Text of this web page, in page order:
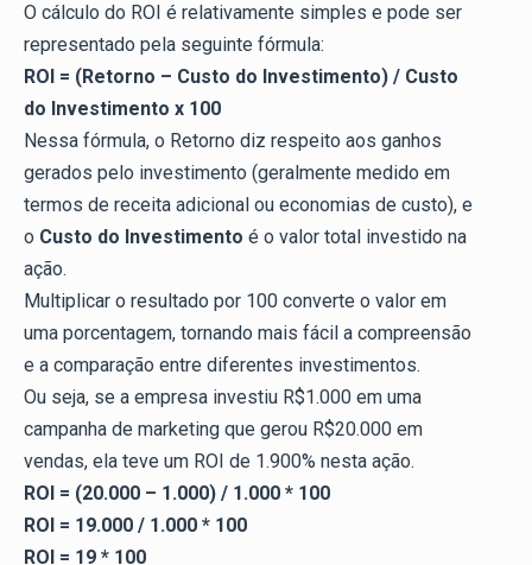
O cálculo do ROI é relativamente simples e pode ser
representado pela seguinte fórmula:
ROI = (Retorno – Custo do Investimento) / Custo
do Investimento x 100
Nessa fórmula, o Retorno diz respeito aos ganhos
gerados pelo investimento (geralmente medido em
termos de receita adicional ou economias de custo), e
o Custo do Investimento é o valor total investido na
ação.
Multiplicar o resultado por 100 converte o valor em
uma porcentagem, tornando mais fácil a compreensão
e a comparação entre diferentes investimentos.
Ou seja, se a empresa investiu R$1.000 em uma
campanha de marketing que gerou R$20.000 em
vendas, ela teve um ROI de 1.900% nesta ação.
ROI = (20.000 – 1.000) / 1.000 * 100
ROI = 19.000 / 1.000 * 100
ROI = 19 * 100